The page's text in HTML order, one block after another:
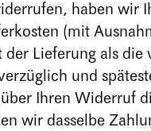
haben wir
(mit
Lieferung als die
und
Ihren Widerruf
wir dasselbe